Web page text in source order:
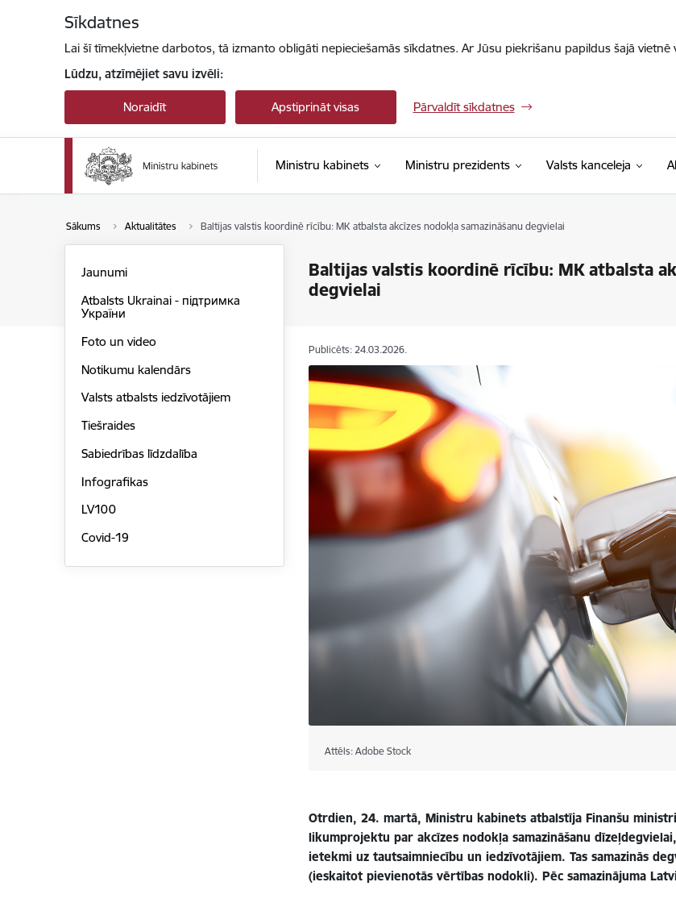
Sīkdatnes
Lai šī tīmekļvietne darbotos, tā izmanto obligāti nepieciešamās sīkdatnes. Ar Jūsu piekrišanu papildus šajā
Lūdzu, atzīmējiet savu izvēli:
Noraidīt Apstiprināt visas Pārvaldīt sīkdatnes
Ministru kabinets Ministru prezidents Valsts kanceleja
Sākums Aktualitātes Baltijas valstis koordinē rīcību: MK atbalsta akcīzes nodokļa samazināšanu degvielai
Baltijas valstis koordinē rīcību: MK atbalsta
degvielai
Jaunumi
Atbalsts Ukrainai - підтримка
України
Foto un video
Notikumu kalendārs
Valsts atbalsts iedzīvotājiem
Tiešraides
Sabiedrības līdzdalība
Infografikas
LV100
Covid-19
Publicēts: 24.03.2026.
Attēls: Adobe Stock
Otrdien, 24. martā, Ministru kabinets atbalstīja Finanšu
likumprojektu par akcīzes nodokļa samazināšanu
ietekmi uz tautsaimniecību un iedzīvotājiem. Tas samazinās
(ieskaitot pievienotās vērtības nodokli). Pēc samazinājuma